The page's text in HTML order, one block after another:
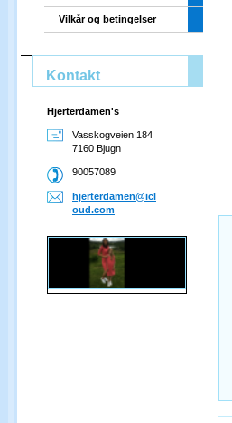
Vilkår og betingelser
Kontakt
Hjerterdamen's
Vasskogveien 184
7160 Bjugn
90057089
hjerterdamen@icl
oud.com